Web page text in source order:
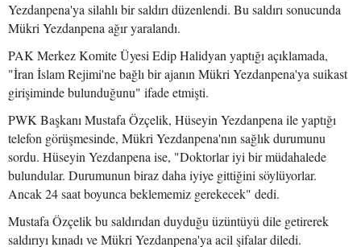
Yezdanpena'ya silahlı bir saldırı düzenlendi. Bu saldırı sonucunda
Mükri Yezdanpena ağır yaralandı.
PAK Merkez Komite Üyesi Edip Halidyan yaptığı açıklamada,
"İran İslam Rejimi'ne bağlı bir ajanın Mükri Yezdanpena'ya suikast
girişiminde bulunduğunu" ifade etmişti.
PWK Başkanı Mustafa Özçelik, Hüseyin Yezdanpena ile yaptığı
telefon görüşmesinde, Mükri Yezdanpena'nın sağlık durumunu
sordu. Hüseyin Yezdanpena ise, "Doktorlar iyi bir müdahalede
bulundular. Durumunun biraz daha iyiye gittiğini söylüyorlar.
Ancak 24 saat boyunca beklememiz gerekecek" dedi.
Mustafa Özçelik bu saldırıdan duyduğu üzüntüyü dile getirerek
saldırıyı kınadı ve Mükri Yezdanpena'ya acil şifalar diledi.